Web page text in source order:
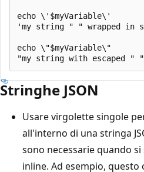
echo \'$myVariable\'
'my string " " wrapped in
echo \"$myVariable\"
Stringhe JSON
Usare virgolette singole
all'interno di una stringa
sono necessarie quando si
inline. Ad esempio, questo